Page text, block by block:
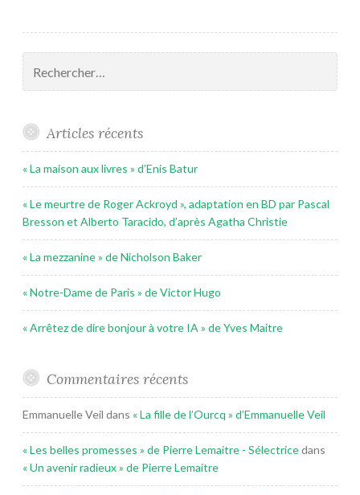
Articles récents
« La maison aux livres » d’Enis Batur
« Le meurtre de Roger Ackroyd », adaptation en BD par Pascal
Bresson et Alberto Taracido, d’après Agatha Christie
« La mezzanine » de Nicholson Baker
« Notre-Dame de Paris » de Victor Hugo
« Arrêtez de dire bonjour à votre IA » de Yves Maitre
Commentaires récents
Emmanuelle Veil dans « La fille de l’Ourcq » d’Emmanuelle Veil
« Les belles promesses » de Pierre Lemaitre - Sélectricedans
« Un avenir radieux » de Pierre Lemaitre